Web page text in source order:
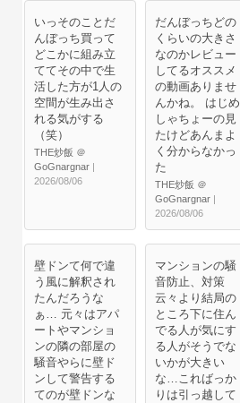
いっそのことだ
んぼっち買って
どこかに組み立
ててその中で生
活した方が1人の
空間が生み出さ
れる気がする
（笑）
THE炒飯 ＠
GoGnargnar |
2026/08/06
だんぼっちどの
くらいの大きさ
なのかレビュー
してるオススメ
の動画ありませ
んかね。 はじめ
しゃちょーの見
たけどあんまよ
く分からなかっ
た
THE炒飯 ＠
GoGnargnar|
2026/08/06
壁ドンて何で違
う風に解釈され
たんだろうな
ぁ… 元々はアパ
ートやマンショ
ンの隣の部屋の
騒音やらに壁ド
ンして警告する
てのが壁ドンな
マンションの騒
音防止、対策
云々より結局の
ところ下に住ん
でる人が気にす
る人がそうでな
いかが大きい
な…こればっか
りは引っ越して